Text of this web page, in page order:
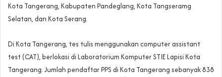
Kota Tangerang, Kabupaten Pandeglang, Kota Tangseramg
Selatan, dan Kota Serang.
Di Kota Tangerang, tes tulis menggunakan computer assistant
test (CAT), berlokasi di Laboratorium Komputer STIE Lapisi Kota
Tangerang. Jumlah pendaftar PPS di Kota Tangerang sebanyak 838